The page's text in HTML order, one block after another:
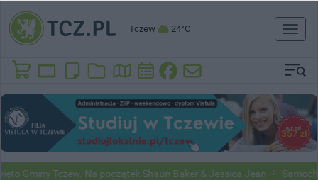
Tczew 24°C
Toggle
Tczew. Na początek Shaun Baker & Jessica Jean Samochody